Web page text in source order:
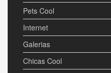
Pets Cool
Internet
Galerias
Chicas Cool